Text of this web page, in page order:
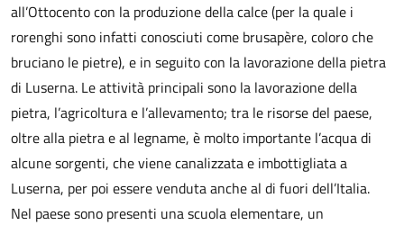
all’Ottocento con la produzione della calce (per la quale i
rorenghi sono infatti conosciuti come brusapère, coloro che
bruciano le pietre), e in seguito con la lavorazione della pietra
di Luserna. Le attività principali sono la lavorazione della
pietra, l’agricoltura e l’allevamento; tra le risorse del paese,
oltre alla pietra e al legname, è molto importante l’acqua di
alcune sorgenti, che viene canalizzata e imbottigliata a
Luserna, per poi essere venduta anche al di fuori dell’Italia.
Nel paese sono presenti una scuola elementare, un